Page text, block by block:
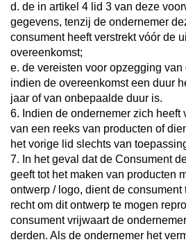
d. de in artikel 4 lid 3 van deze
gegevens, tenzij de ondernemer
consument heeft verstrekt vóór de
overeenkomst;
e. de vereisten voor opzegging
indien de overeenkomst een duur
jaar of van onbepaalde duur is.
6. Indien de ondernemer zich heeft
van een reeks van producten of
het vorige lid slechts van
7. In het geval dat de Consument
geeft tot het maken van producten
ontwerp / logo, dient de
recht om dit ontwerp te mogen
consument vrijwaart de
derden. Als de ondernemer het